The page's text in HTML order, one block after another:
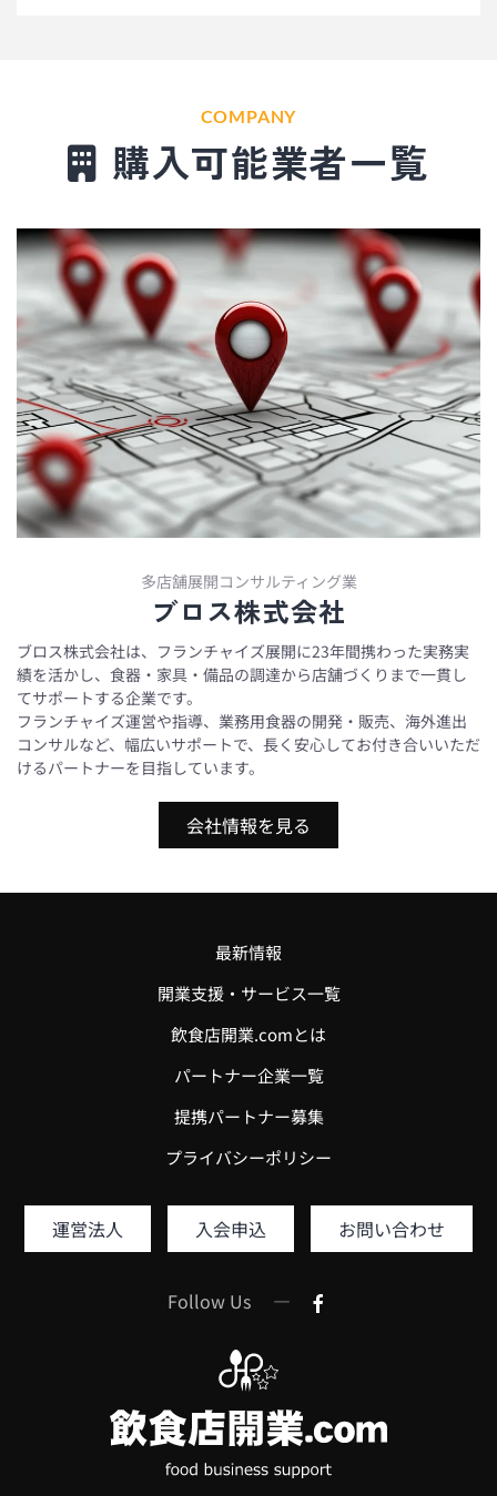
COMPANY
購入可能業者一覧
多店舗展開コンサルティング業
ブロス株式会社
ブロス株式会社は、フランチャイズ展開に23年間携わった実務実
績を活かし、食器・家具・備品の調達から店舗づくりまで一貫し
てサポートする企業です。
フランチャイズ運営や指導、業務用食器の開発・販売、海外進出
コンサルなど、幅広いサポートで、長く安心してお付き合いいただ
けるパートナーを目指しています。
会社情報を見る
最新情報
開業支援・サービス一覧
飲食店開業.comとは
パートナー企業一覧
提携パートナー募集
プライバシーポリシー
運営法人 入会申込 お問い合わせ
Follow Us —